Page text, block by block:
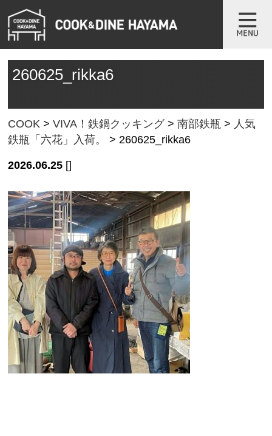
260625_rikka6
COOK >VIVA！鉄鍋クッキング>南部鉄瓶 > 人気
鉄瓶「六花」入荷。
> 260625_rikka6
2026.06.25 []